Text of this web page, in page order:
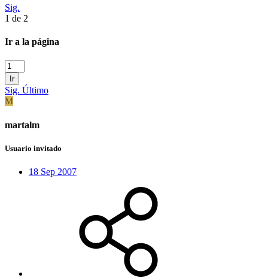
Sig.
1 de 2
Ir a la página
Ir
Sig. Último
M
martalm
Usuario invitado
18 Sep 2007